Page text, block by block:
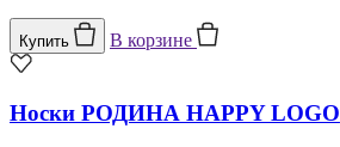
Купить В корзине
Носки РОДИНА HAPPY LOGO